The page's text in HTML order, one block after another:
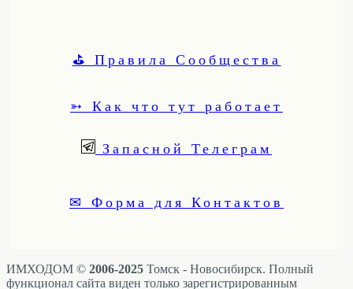
⛳ Правила Сообщества
➳ Как что тут работает
Запасной Телеграм
✉ Форма для Контактов
ИМХОДОМ © 2006-2025 Томск - Новосибирск. Полный
функционал сайта виден только зарегистрированным